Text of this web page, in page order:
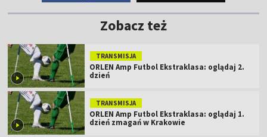
Zobacz też
TRANSMISJA
ORLEN Amp Futbol Ekstraklasa: oglądaj 2.
dzień
TRANSMISJA
ORLEN Amp Futbol Ekstraklasa: oglądaj 1.
dzień zmagań w Krakowie